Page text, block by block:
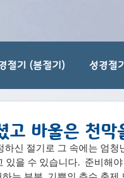
절기 (봄절기) 성경절
바울은 천막
신 절기로 그 속에는 엄청
을 수 있습니다.  준비해